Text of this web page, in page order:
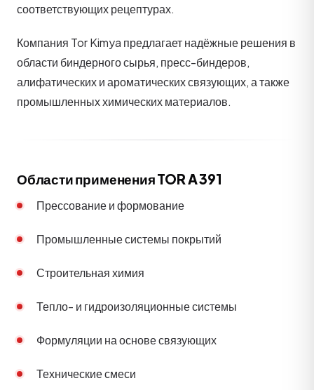
соответствующих рецептурах.
Компания Tor Kimya предлагает надёжные решения в
области биндерного сырья, пресс-биндеров,
алифатических и ароматических связующих, а также
промышленных химических материалов.
Области применения TOR A 391
Прессование и формование
Промышленные системы покрытий
Строительная химия
Тепло- и гидроизоляционные системы
Формуляции на основе связующих
Технические смеси